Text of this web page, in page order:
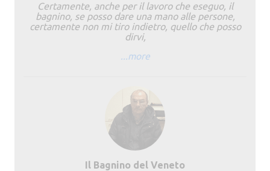
Certamente, anche per il lavoro che eseguo, il
bagnino, se posso dare una mano alle persone,
certamente non mi tiro indietro, quello che posso
dirvi,
...more
Il Bagnino del Veneto